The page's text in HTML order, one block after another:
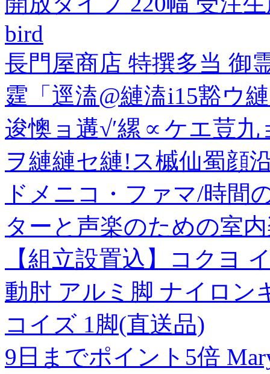
bird
長門屋商店 特撰多当 御
霆「逕溘@縺溘i15豁ウ
逡懊ョ遘√′縲∝ケエ荳九
ヲ縺縺セ縺!ス槭仙蜀顔
ドメニコ・ファマ/時間
ターと声楽のための室
【組立設置込】コクヨ
動肘 アルミ脚 ナイロン
コイズ 1脚(直送品)
9日までポイント5倍